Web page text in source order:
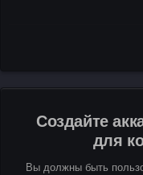
Создайте
для
Вы должны быть